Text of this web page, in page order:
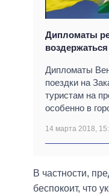
Дипломаты
Дипломаты
поездки на
туристам на
особенно в
14 марта 2018,
В частности,
беспокоит, что